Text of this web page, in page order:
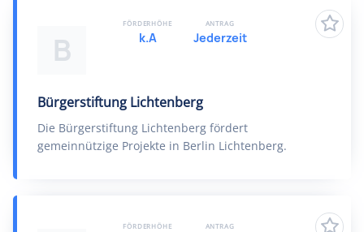
B
Bürgerstiftung Lichtenberg
Die Bürgerstiftung Lichtenberg fördert
gemeinnützige Projekte in Berlin Lichtenberg.
FÖRDERHÖHE
k.A
ANTRAG
Jederzeit
FÖRDERHÖHE ANTRAG